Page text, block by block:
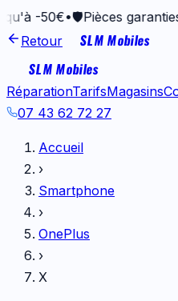
•🛡️Pièces garanties 1 an•
Retour
SLM Mobiles
SLM Mobiles
RéparationTarifsMagasins
07 43 62 72 27
Accueil
›
Smartphone
›
OnePlus
›
X